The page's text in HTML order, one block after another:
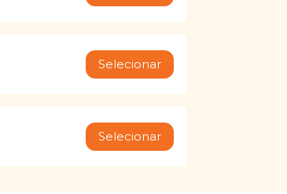
Selecionar
Selecionar